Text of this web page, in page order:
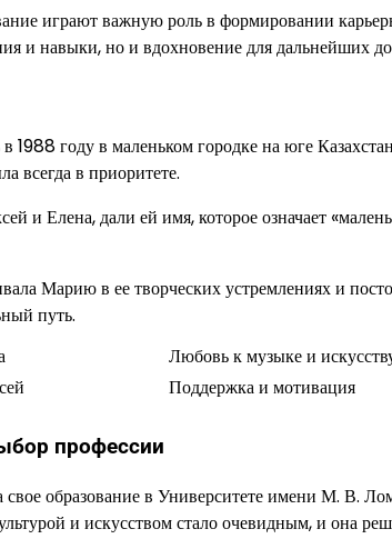
играют важную роль в формировании
и навыки, но и вдохновение для дальнейших
1988 году в маленьком городке на юге
всегда в приоритете.
и Елена, дали ей имя, которое означает
Марию в ее творческих устремлениях и
путь.
Любовь к музыке и
Поддержка и мотивация
профессии
образование в Университете имени М. В.
и искусством стало очевидным, и она